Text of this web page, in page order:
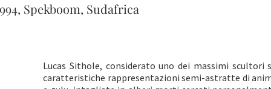
Spekboom, Sudafrica
Lucas Sithole, considerato uno dei massimi
caratteristiche rappresentazioni semi-astratte di